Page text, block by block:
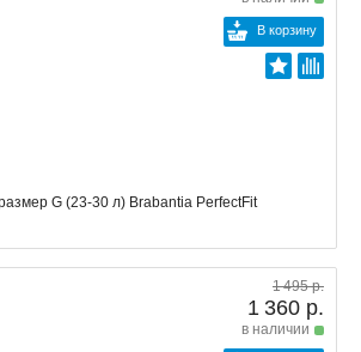
В корзину
G (23-30 л) Brabantia PerfectFit
1 495 р.
1 360 р.
в наличии